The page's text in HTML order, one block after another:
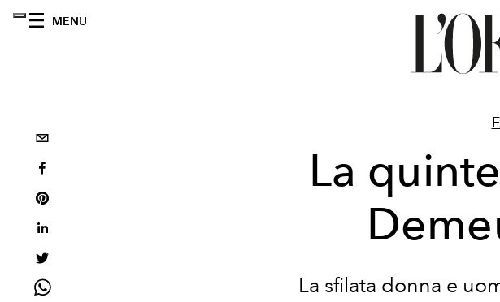
MENU
La
La sfilata donna e